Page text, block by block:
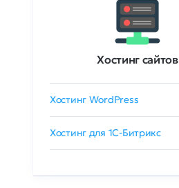
Хостинг сайтов
Хостинг WordPress
Хостинг для 1C-Битрикс